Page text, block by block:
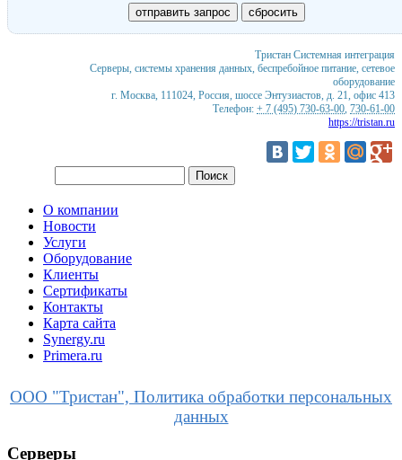
Тристан Системная интеграция
Серверы, системы хранения данных, беспребойное питание, сетевое
оборудование
г. Москва, 111024, Россия, шоссе Энтузиастов, д. 21, офис 413
Телефон: + 7 (495) 730-63-00, 730-61-00
https://tristan.ru
О компании
Новости
Услуги
Оборудование
Клиенты
Сертификаты
Контакты
Карта сайта
Synergy.ru
Primera.ru
ООО "Тристан", Политика обработки персональных
данных
Серверы